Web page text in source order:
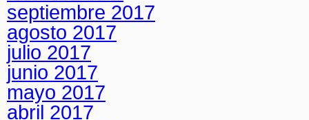
septiembre 2017
agosto 2017
julio 2017
junio 2017
mayo 2017
abril 2017